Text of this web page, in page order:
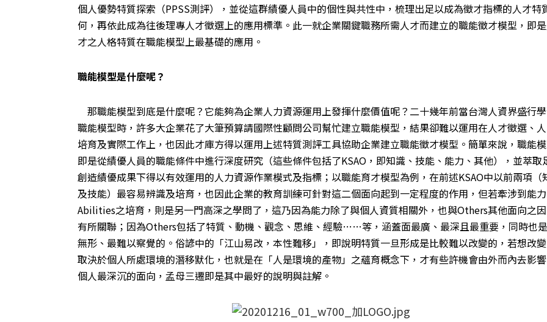
個人優勢特質探索（PPSS測評），並從這群績優人員中的個性與共性中，梳理出足以成為徵才指標的人才特
何，再依此成為往後理專人才徵選上的應用標準。此一就企業關鍵職務所需人才而建立的職能徵才模型，即
才之人格特質在職能模型上最基礎的應用。
職能模型是什麼呢？
那職能模型到底是什麼呢？它能夠為企業人力資源運用上發揮什麼價值呢？二十幾年前當台灣人資界盛行
職能模型時，許多大企業花了大筆預算請國際性顧問公司幫忙建立職能模型，結果卻難以運用在人才徵選、
培育及實際工作上，也因此才庫方得以運用上述特質測評工具協助企業建立職能徵才模型。簡單來說，職能
即是從績優人員的職能條件中進行深度研究（這些條件包括了KSAO，即知識、技能、能力、其他），並萃取
創造績優成果下得以有效運用的人力資源作業模式及指標；以職能育才模型為例，在前述KSAO中以前兩項（
及技能）最容易辨識及培育，也因此企業的教育訓練可針對這二個面向起到一定程度的作用，但若牽涉到能力
Abilities之培育，則是另一門高深之學問了，這乃因為能力除了與個人資質相關外，也與Others其他面向之
有所關聯；因為Others包括了特質、動機、觀念、思維、經驗……等，涵蓋面最廣、最深且最重要，同時也
無形、最難以察覺的。俗諺中的「江山易改，本性難移」，即說明特質一旦形成是比較難以改變的，若想改
取決於個人所處環境的潛移默化，也就是在「人是環境的產物」之蘊育概念下，才有些許機會由外而內去影
個人最深沉的面向，孟母三遷即是其中最好的說明與註解。